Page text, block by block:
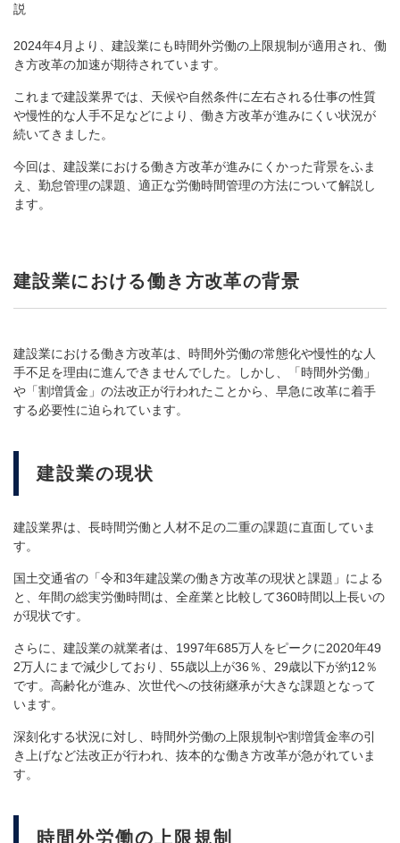
2024年4月より、建設業にも時間外労働の上限規制が適用され、働
き方改革の加速が期待されています。
これまで建設業界では、天候や自然条件に左右される仕事の性質
や慢性的な人手不足などにより、働き方改革が進みにくい状況が
続いてきました。
今回は、建設業における働き方改革が進みにくかった背景をふま
え、勤怠管理の課題、適正な労働時間管理の方法について解説し
ます。
建設業における働き方改革の背景
建設業における働き方改革は、時間外労働の常態化や慢性的な人
手不足を理由に進んできませんでした。しかし、「時間外労働」
や「割増賃金」の法改正が行われたことから、早急に改革に着手
する必要性に迫られています。
建設業の現状
建設業界は、長時間労働と人材不足の二重の課題に直面していま
す。
国土交通省の「令和3年建設業の働き方改革の現状と課題」による
と、年間の総実労働時間は、全産業と比較して360時間以上長いの
が現状です。
さらに、建設業の就業者は、1997年685万人をピークに2020年49
2万人にまで減少しており、55歳以上が36％、29歳以下が約12％
です。高齢化が進み、次世代への技術継承が大きな課題となって
います。
深刻化する状況に対し、時間外労働の上限規制や割増賃金率の引
き上げなど法改正が行われ、抜本的な働き方改革が急がれていま
す。
時間外労働の上限規制